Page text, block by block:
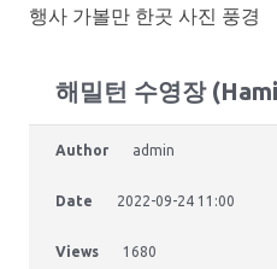
행사 가볼만 한곳 사진 풍경
해밀턴 수영장
Author admin
Date 2022-09-24 11:00
Views 1680